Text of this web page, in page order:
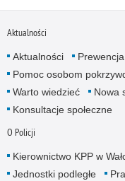
Aktualności
Aktualności Prewencja
Pomoc osobom
Warto wiedzieć
Nowa
Konsultacje społeczne
O Policji
Kierownictwo KPP w
Jednostki podległe